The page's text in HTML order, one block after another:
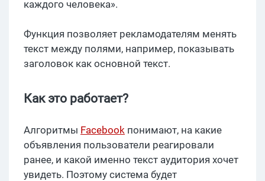
каждого человека».
Функция позволяет рекламодателям менять
текст между полями, например, показывать
заголовок как основной текст.
Как это работает?
Алгоритмы Facebook понимают, на какие
объявления пользователи реагировали
ранее, и какой именно текст аудитория хочет
увидеть. Поэтому система будет